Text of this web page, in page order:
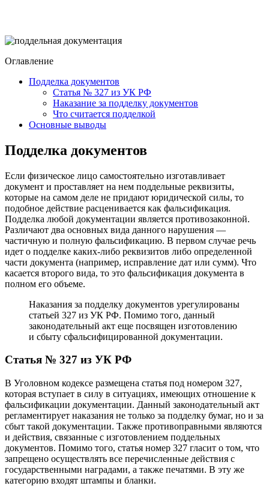
Оглавление
Подделка документов
Статья № 327 из УК РФ
Наказание за подделку документов
Что считается подделкой
Основные выводы
Подделка документов
Если физическое лицо самостоятельно изготавливает
документ и проставляет на нем поддельные реквизиты,
которые на самом деле не придают юридической силы, то
подобное действие расценивается как фальсификация.
Подделка любой документации является противозаконной.
Различают два основных вида данного нарушения —
частичную и полную фальсификацию. В первом случае речь
идет о подделке каких-либо реквизитов либо определенной
части документа (например, исправление дат или сумм). Что
касается второго вида, то это фальсификация документа в
полном его объеме.
Наказания за подделку документов урегулированы
статьей 327 из УК РФ. Помимо того, данный
законодательный акт еще посвящен изготовлению
и сбыту сфальсифицированной документации.
Статья № 327 из УК РФ
В Уголовном кодексе размещена статья под номером 327,
которая вступает в силу в ситуациях, имеющих отношение к
фальсификации документации. Данный законодательный акт
регламентирует наказания не только за подделку бумаг, но и за
сбыт такой документации. Также противоправными являются
и действия, связанные с изготовлением поддельных
документов. Помимо того, статья номер 327 гласит о том, что
запрещено осуществлять все перечисленные действия с
государственными наградами, а также печатями. В эту же
категорию входят штампы и бланки.